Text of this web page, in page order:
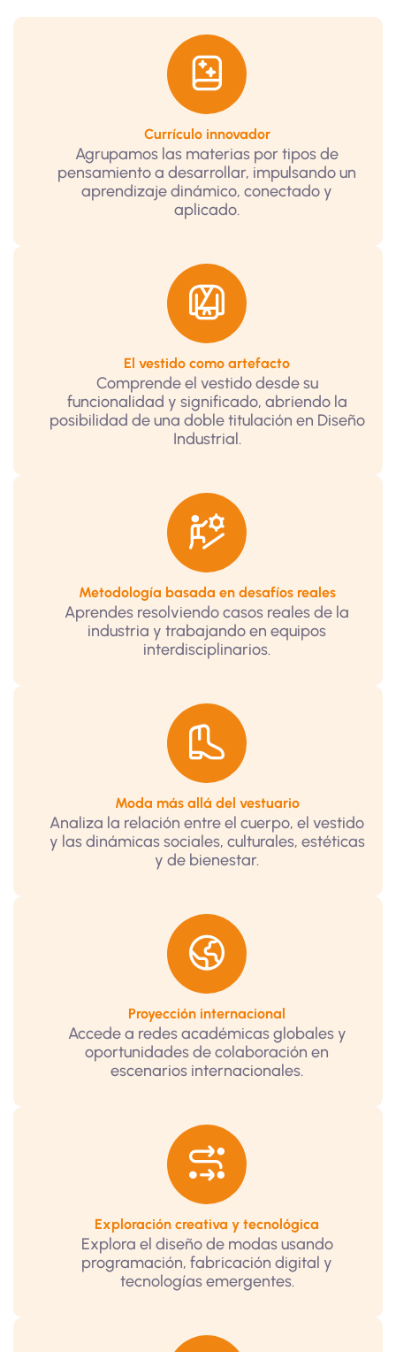
Currículo innovador
Agrupamos las materias por tipos de
pensamiento a desarrollar, impulsando un
aprendizaje dinámico, conectado y
aplicado.
El vestido como artefacto
Comprende el vestido desde su
funcionalidad y significado, abriendo la
posibilidad de una doble titulación en Diseño
Industrial.
Metodología basada en desafíos reales
Aprendes resolviendo casos reales de la
industria y trabajando en equipos
interdisciplinarios.
Moda más allá del vestuario
Analiza la relación entre el cuerpo, el vestido
y las dinámicas sociales, culturales, estéticas
y de bienestar.
Proyección internacional
Accede a redes académicas globales y
oportunidades de colaboración en
escenarios internacionales.
Exploración creativa y tecnológica
Explora el diseño de modas usando
programación, fabricación digital y
tecnologías emergentes.